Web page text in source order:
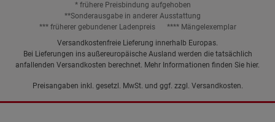
* frühere Preisbindung aufgehoben
**Sonderausgabe in anderer Ausstattung
*** früherer gebundener Ladenpreis
**** Mängelexemplar
Versandkostenfreie Lieferung innerhalb Europas.
Bei Lieferungen ins außereuropäische Ausland werden die tatsächlich
anfallenden Versandkosten berechnet. Mehr Informationen finden Sie hier.
Preisangaben inkl. gesetzl. MwSt. und ggf. zzgl. Versandkosten.